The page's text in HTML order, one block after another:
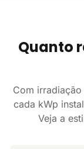
Quanto
Com
cada kWp
Veja a